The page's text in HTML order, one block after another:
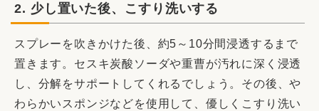
2. 少し置いた後、こすり洗いする
スプレーを吹きかけた後、約5～10分間浸透するまで
置きます。セスキ炭酸ソーダや重曹が汚れに深く浸透
し、分解をサポートしてくれるでしょう。その後、や
わらかいスポンジなどを使用して、優しくこすり洗い